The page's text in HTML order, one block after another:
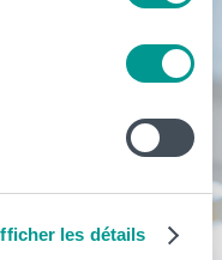
les détails